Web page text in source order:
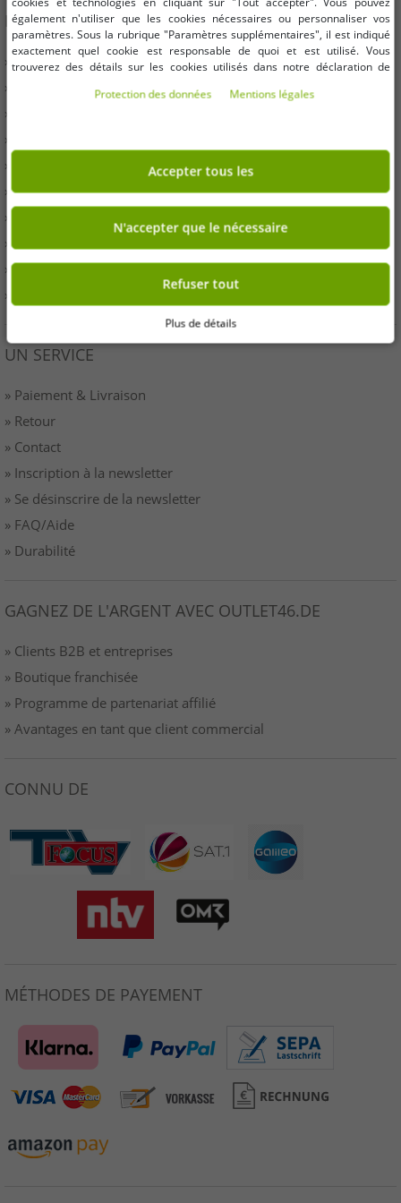
INFORMATION
» Entreprises
» Vos avantages
» Produits originaux et récompenses Outlet46
» Presse
» Droit de rétractation
» Conditions
» Imprimer
» Élimination de la batterie
» protection des données
» Paramètres des cookies
UN SERVICE
» Paiement & Livraison
» Retour
» Contact
» Inscription à la newsletter
» Se désinscrire de la newsletter
» FAQ/Aide
» Durabilité
GAGNEZ DE L'ARGENT AVEC OUTLET46.DE
» Clients B2B et entreprises
» Boutique franchisée
» Programme de partenariat affilié
» Avantages en tant que client commercial
CONNU DE
MÉTHODES DE PAYEMENT
également n'utiliser que les cookies nécessaires ou personnaliser vos
paramètres. Sous la rubrique "Paramètres supplémentaires", il est indiqué
exactement quel cookie est responsable de quoi et est utilisé. Vous
trouverez des détails sur les cookies utilisés dans notre déclaration de
consentement à tout moment. Les coordonnées se trouvent dans les
Protection des données Mentions légales
Accepter tous les
N'accepter que le nécessaire
Refuser tout
Plus de détails